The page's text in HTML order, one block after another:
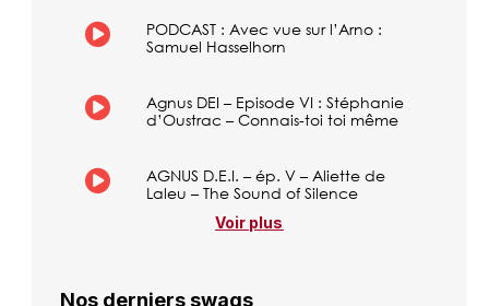
PODCAST : Avec vue sur l’Arno :
Samuel Hasselhorn
Agnus DEI – Episode VI : Stéphanie
d’Oustrac – Connais-toi toi même
AGNUS D.E.I. – ép. V – Aliette de
Laleu – The Sound of Silence
Voir plus
Nos derniers swags